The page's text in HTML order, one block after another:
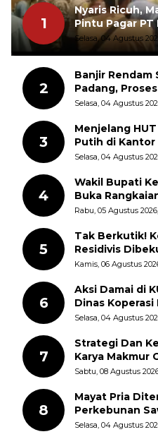
1
Nyaris Ricuh,
Pintu Pagar
Selasa, 04 Agustus
2
Banjir Rendam
Padang,
Berlangsung
Selasa, 04 Agustus
3
Menjelang
Putih di
Disorot Warga
Selasa, 04 Agustus
4
Wakil Bupati
Buka
Kemerdekaan
Rabu, 05 Agustus
5
Tak Berkutik!
Residivis
Curanmor Di
Kamis, 06 Agustus
6
Aksi Damai di
Dinas
dan
Selasa, 04 Agustus
7
Strategi Dan
Karya Makmur
Swasembada
Sabtu, 08 Agustus
8
Mayat Pria
Perkebunan
Polisi Selidiki
Selasa, 04 Agustus